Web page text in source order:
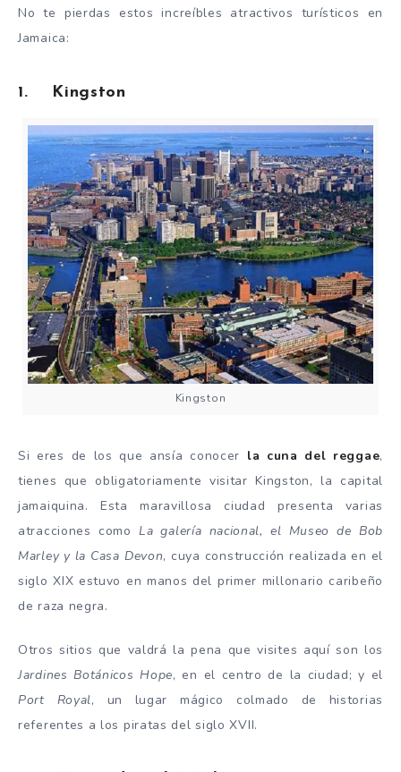
No te pierdas estos increíbles atractivos turísticos en
Jamaica:
1. Kingston
Kingston
Si eres de los que ansía conocer la cuna del reggae,
tienes que obligatoriamente visitar Kingston, la capital
jamaiquina. Esta maravillosa ciudad presenta varias
atracciones como La galería nacional, el Museo de Bob
Marley y la Casa Devon, cuya construcción realizada en el
siglo XIX estuvo en manos del primer millonario caribeño
de raza negra.
Otros sitios que valdrá la pena que visites aquí son los
Jardines Botánicos Hope, en el centro de la ciudad; y el
Port Royal, un lugar mágico colmado de historias
referentes a los piratas del siglo XVII.